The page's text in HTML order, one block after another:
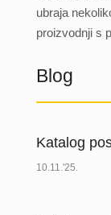
ubraja
proizvodnji s
Blog
Katalog
10.11.'25.